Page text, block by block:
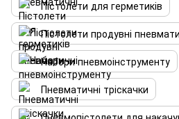
Пістолети для герметиків
Пістолети продувні
Набори пневмоінструменту
Пневматичні тріскачки